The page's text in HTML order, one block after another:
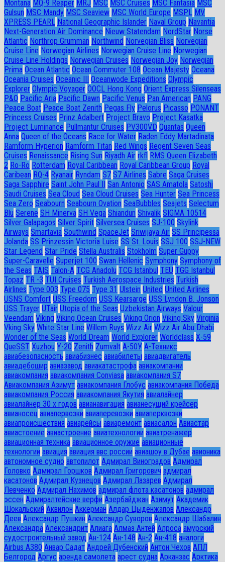
Montana MQ-9 Reaper MRJ MSC MSC Cruises MSC Fantasia MSC
Gulsun MSC Mandy MSC Seaview MSC World Europe MSPL MV
XPRESS PEARL National Geographic Islander Naval Group Navantia
Next-Generation Air Dominance Nieuw Statendam NordStar Norse
Atlantic Northrop Grumman Northwind Norvegian Bliss Norvegian
Cruise Line Norwegian Airlines Norwegian Cruise Line Norwegian
Cruise Line Holdings Norwegian Cruises Norwegian Joy Norwegian
Prima Ocean Atlantic Ocean Commuter 108 Ocean Majesty Oceana
Oceania Cruises Oceanic III Oceanwode Expeditions Olympic
Explorer Olympic Voyager OOCL Hong Kong Orient Express Silenseas
P&O Pacific Aria Pacific Dawn Pacific Venus Pan American PANG
Peace Boat Peace Boat Zenith Pegas Fly Pelorus Picasso PONANT
Princess Cruises Prinz Adalbert Project Bravo Project Kasatka
Project Luminance Pullmantur Cruises PV300VD Quantas Queen
Anna Queen of the Oceans Race for Water Raden Eddy Martadinata
Ramform Hyperion Ramform Titan Red Wings Regent Seven Seas
Cruises Renaissance Rising Sun Riyadh Air rkfl RMS Queen Elizabeth
2 Ro-Ro Rotterdam Royal Caribbean Royal Caribbean Group Royal
Caribean RQ-4 Ryanair Ryndam S7 S7 Airlines Sabre Saga Cruises
Saga Sapphire Saint John Paul II San Antonio SAS Amatola Satoshi
Saudi Cruises Sea Cloud Sea Cloud Cruises Sea Hunter Sea Princess
Sea Zero Seabourn Seabourn Ovation SeaBubbles Seajets Selectum
Blu Serene SH Minerva SH Vega Shiandun Shivalik SIGMA 10514
Silver Galapagos Silver Spirit Silversea Cruises SJ-100 Skylink
Airways Smartavia Southwind SpaceJet Sriwijaya Air SS Principessa
Jolanda SS Prinzessin Victoria Luise SS St. Louis SSJ 100 SSJ-NEW
Star Legend Star Pride Stella Australis Stokholm Super Guppy
Super-Caravelle Superjet 100 Swan Hellenic Symphony Symphony of
the Seas TAIS Talon-A TCG Anadolu TCG Istanbul TEU TGG Istanbul
Topaz TR -3 TUI Cruises Turkish Aerospace Industries Turkish
Airlines Type 003 Type 075 Type 31 Ulstein United United Airlines
USNS Comfort USS Freedom USS Kearsarge USS Lyndon B. Jonson
USS Trayer UTair Utopia of the Seas Uzbekistan Airways Valour
Veendam Viking Viking Ocean Cruises Viking Orion Viking Sky Virginia
Vking Sky White Star Line Willem Ruys Wizz Air Wizz Air Abu Dhabi
Wonder of the Seas World Dream World Explorer Worldclass X-59
QueSST Xuzhou Y-20 Zenith Zumvalt А-50У А-Техникс
авиабезопасность авиабизнес авиабилеты авиадвигатель
авиадебошир авиазавод авиакатастрофа авиакомпании
авиакомпания авиакомпания Conviasa авиакомпания S7
Авиакомпания Азимут авиакомпания Глобус авиакомпания Победа
авиакомпания Россия авиакомпания Якутия авиалайнер
авиалайнер 30 х годов авианавигация авианесущий крейсер
авианосец авиапервозки авиаперевозки авиаперквозки
авиапроисшествия авиарейсы авиаремонт авиасалон Авиастар
авиастоение авиастроение авиатехнологии авиатренажер
авиационная техника авиационное оружие авиационные
технологии авиация авиация ввс россии авиашоу в Дубае авионика
автономное судно автопилот Адмирал Виноградов Адмирал
Головко Адмирал Горшков Адмирал Григорович адмирал
касатонов Адмирал Кузнецов Адмирал Лазарев Адмирал
Левченко Адмирал Нахимов адмирал флота касатонов адмирал
эссен Адмиралтейские верфи Азербайджан Азимут Академик
Шокальский Аквилон Аккерман Алдар Цыденжапов Александр
Деев Александр Пушкин Александр Суворов Александр Шабалин
Александра Александрит Алиага Алмаз Антей Алроса амурский
судостроительный завод Ан-124 Ан-148 Ан-2 Ан-418 аналоги
Airbus A380 Анвар Садат Андрей Дубенский Антон Чехов АПЛ
Белгород Аргус аренда самолета арест судна Арканзас Арктика